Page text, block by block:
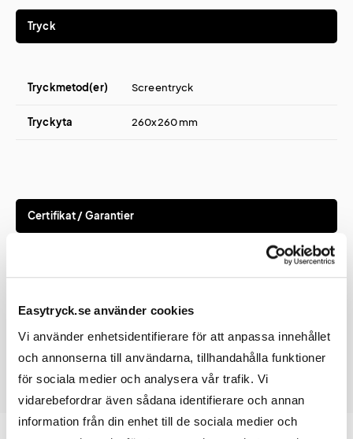
Easytryck.se använder cookies
Vi använder enhetsidentifierare för att anpassa innehållet
och annonserna till användarna, tillhandahålla funktioner
för sociala medier och analysera vår trafik. Vi
vidarebefordrar även sådana identifierare och annan
information från din enhet till de sociala medier och
Tryck
Tryckmetod(er) Screentryck
Tryckyta 260x260 mm
Certifikat / Garantier
Certifikat Organic 100 Content Standard